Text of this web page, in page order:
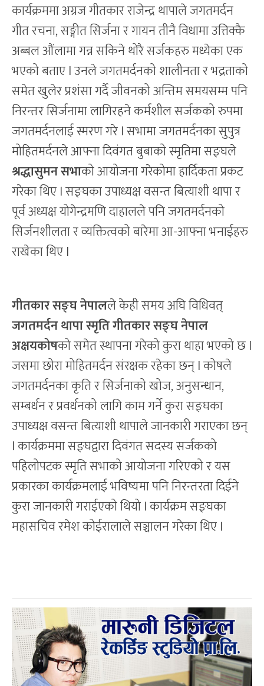
कार्यक्रममा अग्रज गीतकार राजेन्द्र थापाले जगतमर्दन
गीत रचना, सङ्गीत सिर्जना र गायन तीनै विधामा उत्तिक्कै
अब्बल औंलामा गन्न सकिने थोरै सर्जकहरु मध्येका एक
भएको बताए l उनले जगतमर्दनको शालीनता र भद्रताको
समेत खुलेर प्रशंसा गर्दै जीवनको अन्तिम समयसम्म पनि
निरन्तर सिर्जनामा लागिरहने कर्मशील सर्जकको रुपमा
जगतमर्दनलाई स्मरण गरे l सभामा जगतमर्दनका सुपुत्र
मोहितमर्दनले आफ्ना दिवंगत बुबाको स्मृतिमा सङ्घले
श्रद्धासुमन सभाको आयोजना गरेकोमा हार्दिकता प्रकट
गरेका थिए l सङ्घका उपाध्यक्ष वसन्त बित्याशी थापा र
पूर्व अध्यक्ष योगेन्द्रमणि दाहालले पनि जगतमर्दनको
सिर्जनशीलता र व्यक्तित्वको बारेमा आ-आफ्ना भनाईहरु
राखेका थिए l
गीतकार सङ्घ नेपालले केही समय अघि विधिवत्
जगतमर्दन थापा स्मृति गीतकार सङ्घ नेपाल
अक्षयकोषको समेत स्थापना गरेको कुरा थाहा भएको छ l
जसमा छोरा मोहितमर्दन संरक्षक रहेका छन् l कोषले
जगतमर्दनका कृति र सिर्जनाको खोज, अनुसन्धान,
सम्बर्धन र प्रवर्धनको लागि काम गर्ने कुरा सङ्घका
उपाध्यक्ष वसन्त बित्याशी थापाले जानकारी गराएका छन्
l कार्यक्रममा सङ्घद्वारा दिवंगत सदस्य सर्जकको
पहिलोपटक स्मृति सभाको आयोजना गरिएको र यस
प्रकारका कार्यक्रमलाई भविष्यमा पनि निरन्तरता दिईने
कुरा जानकारी गराईएको थियो l कार्यक्रम सङ्घका
महासचिव रमेश कोईरालाले सञ्चालन गरेका थिए l